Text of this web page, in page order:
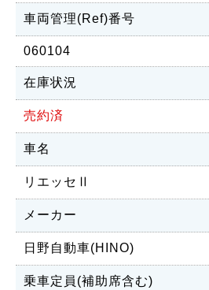
車両管理(Ref)番号
060104
在庫状況
売約済
車名
リエッセⅡ
メーカー
日野自動車(HINO)
乗車定員(補助席含む)